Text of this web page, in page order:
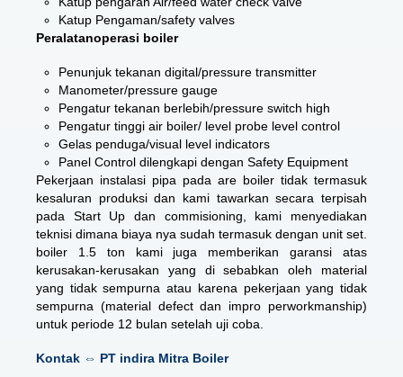
Katup Pengaman/safety valves
Peralatanoperasi boiler
Penunjuk tekanan digital/pressure transmitter
Manometer/pressure gauge
Pengatur tekanan berlebih/pressure switch high
Pengatur tinggi air boiler/ level probe level control
Gelas penduga/visual level indicators
Panel Control dilengkapi dengan Safety Equipment
Pekerjaan instalasi pipa pada are boiler tidak termasuk
kesaluran produksi dan kami tawarkan secara terpisah
pada Start Up dan commisioning, kami menyediakan
teknisi dimana biaya nya sudah termasuk dengan unit set.
boiler 1.5 ton kami juga memberikan garansi atas
kerusakan-kerusakan yang di sebabkan oleh material
yang tidak sempurna atau karena pekerjaan yang tidak
sempurna (material defect dan impro perworkmanship)
untuk periode 12 bulan setelah uji coba.
Kontak ⇔ PT indira Mitra Boiler